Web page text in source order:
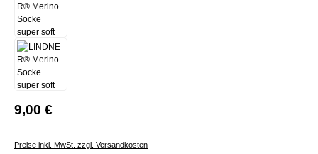
9,00 €
Preise inkl. MwSt. zzgl. Versandkosten